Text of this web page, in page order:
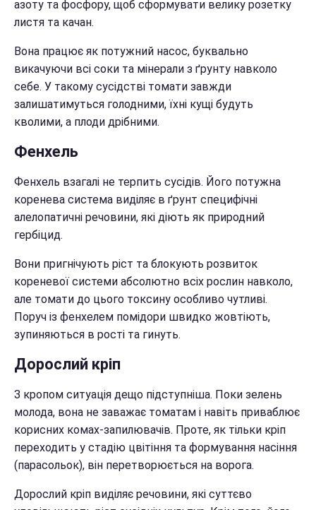
азоту та фосфору, щоб сформувати велику розетку
листя та качан.
Вона працює як потужний насос, буквально
викачуючи всі соки та мінерали з ґрунту навколо
себе. У такому сусідстві томати завжди
залишатимуться голодними, їхні кущі будуть
кволими, а плоди дрібними.
Фенхель
Фенхель взагалі не терпить сусідів. Його потужна
коренева система виділяє в ґрунт специфічні
алелопатичні речовини, які діють як природний
гербіцид.
Вони пригнічують ріст та блокують розвиток
кореневої системи абсолютно всіх рослин навколо,
але томати до цього токсину особливо чутливі.
Поруч із фенхелем помідори швидко жовтіють,
зупиняються в рості та гинуть.
Дорослий кріп
З кропом ситуація дещо підступніша. Поки зелень
молода, вона не заважає томатам і навіть приваблює
корисних комах-запилювачів. Проте, як тільки кріп
переходить у стадію цвітіння та формування насіння
(парасольок), він перетворюється на ворога.
Дорослий кріп виділяє речовини, які суттєво